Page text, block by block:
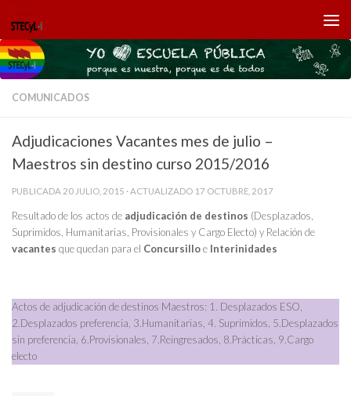
Saltar al contenido
COMUNICADOS
Adjudicaciones Vacantes mes de julio –
Maestros sin destino curso 2015/2016
PUBLICADA 20 JULIO, 2015 · ACTUALIZADO 17 OCTUBRE, 2017
Resultado de los actos de adjudicación de destinos (Desplazados,
Suprimidos, Humanitarias, Provisionales y Cargo Electo) y Relación de
vacantes que quedan para el Concursilloe Interinidades
Actos de adjudicación de destinos Maestros: 1. Desplazados ESO,
2.Desplazados preferencia, 3.Humanitarias, 4. Suprimidos, 5.Desplazados
sin preferencia, 6.Provisionales, 7.Reingresados, 8.Prácticas, 9.Cargo
electo